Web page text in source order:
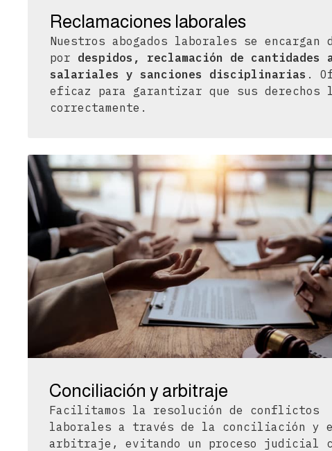
Reclamaciones laborales
Nuestros abogados laborales se encargan
por despidos, reclamación de cantidades
salariales y sanciones disciplinarias .
eficaz para garantizar que sus derechos
correctamente.
Conciliación y arbitraje
Facilitamos la resolución de conflictos
laborales a través de la conciliación y
arbitraje, evitando un proceso judicial